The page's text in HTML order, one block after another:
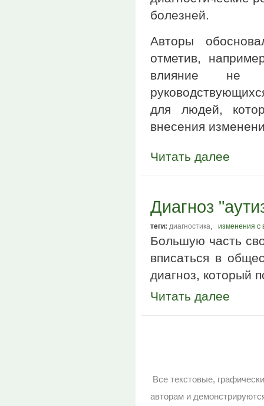
болезней.
Авторы
отметив,
влияние не
для людей,
внесения
Читать далее
Диагноз
теги: диагностика, изменения с
Большую часть
вписаться в
диагноз, который
Читать далее
Все текстовые,
авторам и